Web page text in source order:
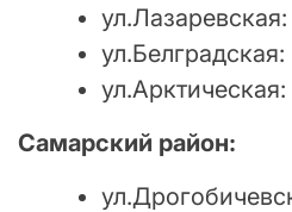
ул.Лазаревская:
Самарский район: